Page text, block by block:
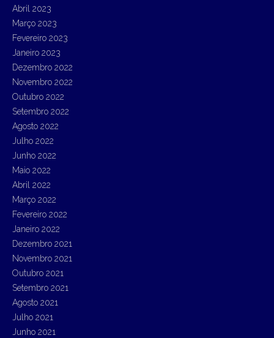
Abril 2023
Março 2023
Fevereiro 2023
Janeiro 2023
Dezembro 2022
Novembro 2022
Outubro 2022
Setembro 2022
Agosto 2022
Julho 2022
Junho 2022
Maio 2022
Abril 2022
Março 2022
Fevereiro 2022
Janeiro 2022
Dezembro 2021
Novembro 2021
Outubro 2021
Setembro 2021
Agosto 2021
Julho 2021
Junho 2021